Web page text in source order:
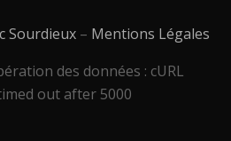
Sourdieux – Mentions Légales
des données : cURL
out after 5000